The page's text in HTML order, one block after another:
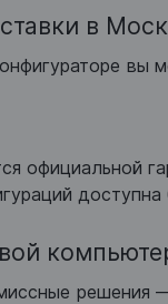
в
вы
официальной
доступна
решения